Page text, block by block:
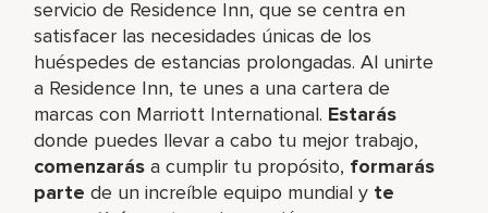
servicio de Residence Inn, que se centra en
satisfacer las necesidades únicas de los
huéspedes de estancias prolongadas. Al unirte
a Residence Inn, te unes a una cartera de
marcas con Marriott International. Estarás
donde puedes llevar a cabo tu mejor trabajo,​
comenzarás a cumplir tu propósito, formarás
parte de un increíble​ equipo mundial y te